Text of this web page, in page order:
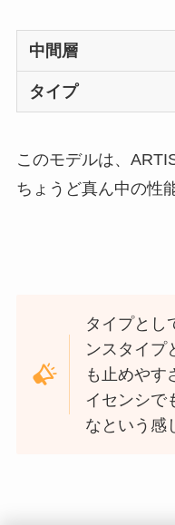
中間層
タイプ
このモデルは、
ちょうど真ん中の性
タイプとし
ンスタイプ
も止めやす
イセンシで
なという感